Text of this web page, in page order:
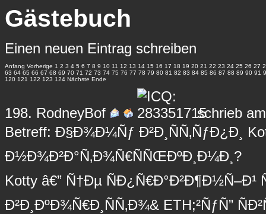
Gästebuch
Einen neuen Eintrag schreiben
Anfang Vorherige 1 2 3 4 5 6 7 8 9 10 11 12 13 14 15 16 17 18 19 20 21 22 23 24 25 26 27
63 64 65 66 67 68 69 70 71 72 73 74 75 76 77 78 79 80 81 82 83 84 85 86 87 88 89 90 91
120 121 122 123 124 Nächste Ende
198. RodneyBof
schrieb
Betreff: Ð§Ð¾Ð¼Ñƒ Ð²Ð¸ÑÑ‚ÑƒÐ¿Ð¸
Ð½Ð¾Ð²Ð°Ñ‚Ð¾Ñ€ÑÑŒÐºÐ¸Ð¼Ð¸?
Kotty â€” Ñ†Ðµ
Ð²Ð¸ÐºÐ¾Ñ€Ð¸ÑÑ‚Ð¾& ETH;²ÑƒÑ”